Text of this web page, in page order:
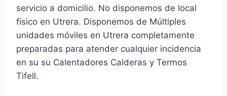
servicio a domicilio. No disponemos de local
físico en Utrera. Disponemos de Múltiples
unidades móviles en Utrera completamente
preparadas para atender cualquier incidencia
en su su Calentadores Calderas y Termos
Tifell.